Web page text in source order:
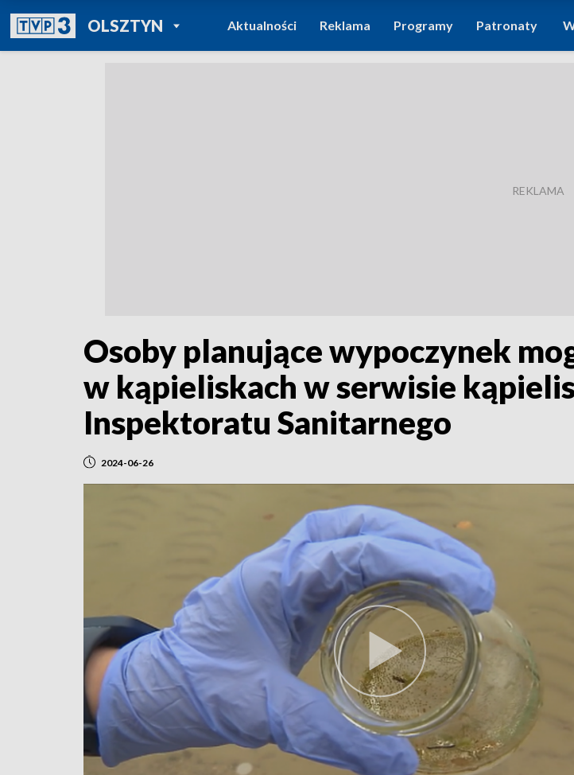
OLSZTYNPOWRÓT DO
TVP REGIONY
Aktualności Reklama Programy Patronaty
Osoby planujące wypoczynek
w kąpieliskach w serwisie
Inspektoratu Sanitarnego
2024-06-26